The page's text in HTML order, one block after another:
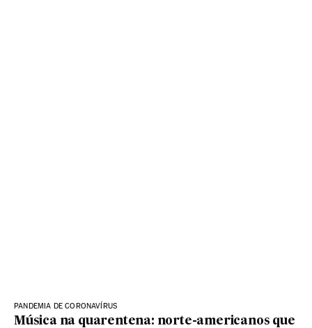
PANDEMIA DE CORONAVÍRUS
Música na quarentena: norte-americanos que